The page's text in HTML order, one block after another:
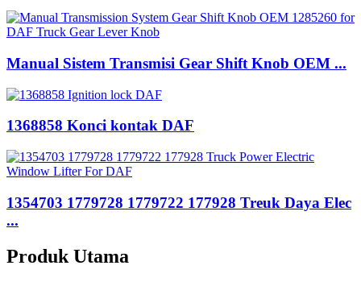
Manual Sistem Transmisi Gear Shift Knob OEM ...
1368858 Konci kontak DAF
1354703 1779728 1779722 177928 Treuk Daya Elec
...
Produk Utama